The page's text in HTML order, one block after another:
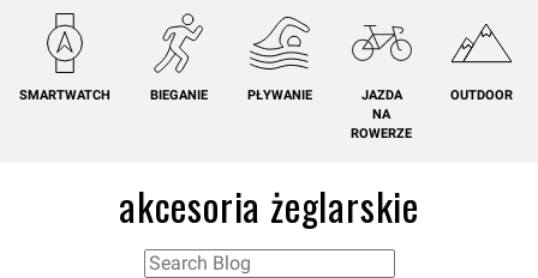
SMARTWATCH BIEGANIE PŁYWANIE
JAZDA
NA
ROWERZE
OUTDOOR
akcesoria żeglarskie